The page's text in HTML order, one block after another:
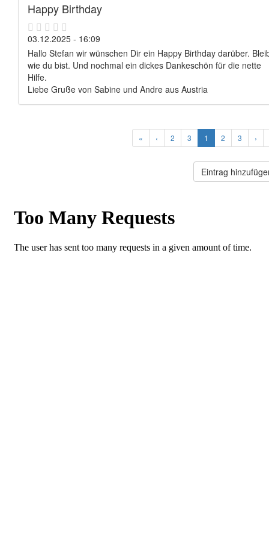
Happy Birthday
03.12.2025 - 16:09
Hallo Stefan wir wünschen Dir ein Happy Birthday darüber.
wie du bist. Und nochmal ein dickes Dankeschön für die nette
Hilfe.
Liebe Gruße von Sabine und Andre aus Austria
« ‹ 2 3 1 2 3 ›
Eintrag